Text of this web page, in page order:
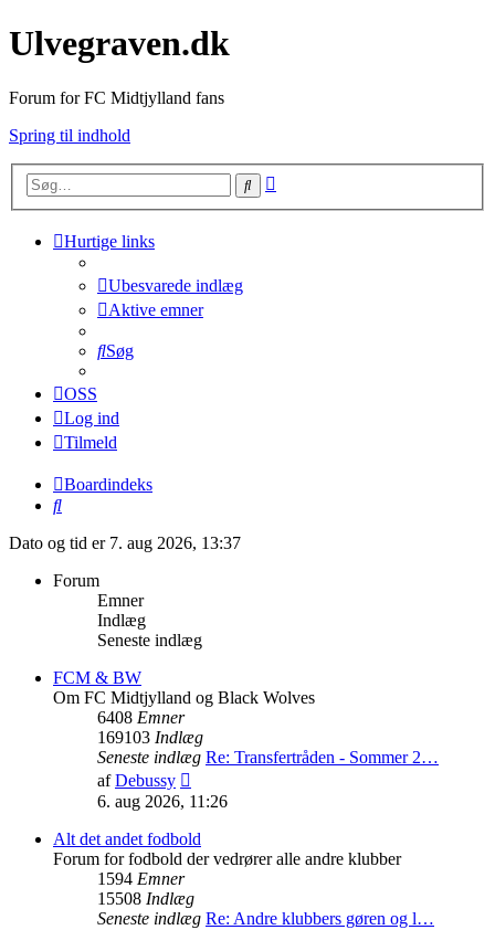
Ulvegraven.dk
Forum for FC Midtjylland fans
Spring til indhold
Søg
Hurtige links
Ubesvarede indlæg
Aktive emner
Søg
OSS
Log ind
Tilmeld
Boardindeks
Søg
Dato og tid er 7. aug 2026, 13:37
Forum
Emner
Indlæg
Seneste indlæg
FCM & BW
Om FC Midtjylland og Black Wolves
6408 Emner
169103 Indlæg
Seneste indlæg Re: Transfertråden - Sommer 2…
afDebussy
det
indlæg
6. aug 2026, 11:26
Alt det andet fodbold
Forum for fodbold der vedrører alle andre klubber
1594 Emner
15508 Indlæg
Seneste indlæg Re: Andre klubbers gøren og l…